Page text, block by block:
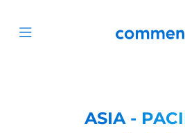
Open menu
ASIA -